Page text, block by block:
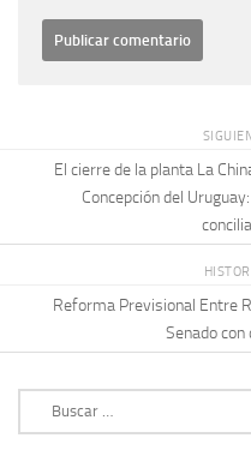
El cierre de la planta La
Concepción del
Reforma Previsional Entre
Senado